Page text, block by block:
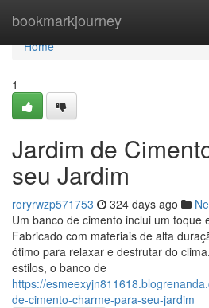
bookmarkjourney
Home
Home
1
Jardim de
seu Jardim
roryrwzp571753 324 days ago
Um banco de cimento inclui um toque
Fabricado com materiais de alta
ótimo para relaxar e desfrutar do
estilos, o banco de
https://
de-cimento-charme-para-seu-jardim